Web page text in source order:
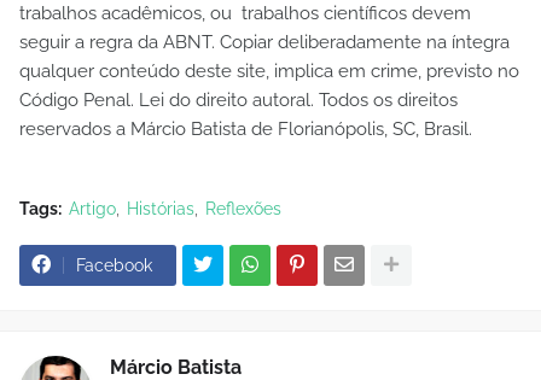
trabalhos acadêmicos, ou trabalhos científicos devem
seguir a regra da ABNT. Copiar deliberadamente na íntegra
qualquer conteúdo deste site, implica em crime, previsto no
Código Penal. Lei do direito autoral. Todos os direitos
reservados a Márcio Batista de Florianópolis, SC, Brasil.
Tags: Artigo Histórias Reflexões
Facebook
Márcio Batista